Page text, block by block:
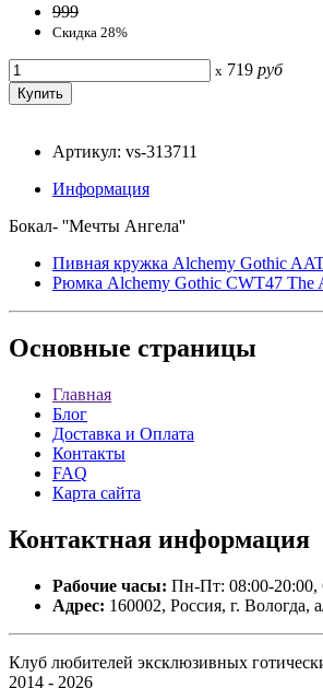
999
Скидка 28%
x 719 руб
Артикул: vs-313711
Информация
Бокал- ''Мечты Ангела''
Пивная кружка Alchemy Gothic
Рюмка Alchemy Gothic CWT47 The
Основные страницы
Главная
Блог
Доставка и Оплата
Контакты
FAQ
Карта сайта
Контактная информация
Рабочие часы: Пн-Пт: 08:00-20:00,
Адрес: 160002, Россия, г. Вологда,
Клуб любителей эксклюзивных
2014 - 2026